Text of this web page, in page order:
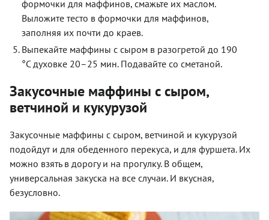
формочки для маффинов, смажьте их маслом.
Выложите тесто в формочки для маффинов,
заполняя их почти до краев.
Выпекайте маффины с сыром в разогретой до 190
°С духовке 20–25 мин. Подавайте со сметаной.
Закусочные маффины с сыром,
ветчиной и кукурузой
Закусочные маффины с сыром, ветчиной и кукурузой
подойдут и для обеденного перекуса, и для фуршета. Их
можно взять в дорогу и на прогулку. В общем,
универсальная закуска на все случаи. И вкусная,
безусловно.